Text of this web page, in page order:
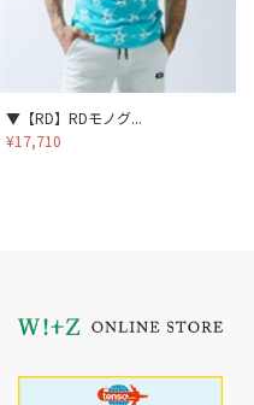
▼【RD】RDモノグ...
¥17,710